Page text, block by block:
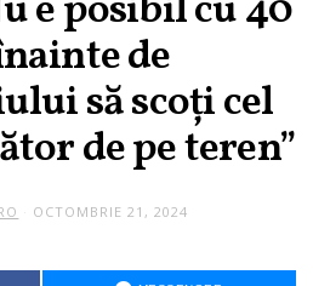
e posibil cu 40
de
să scoți cel
de pe teren”
OCTOMBRIE 21, 2024